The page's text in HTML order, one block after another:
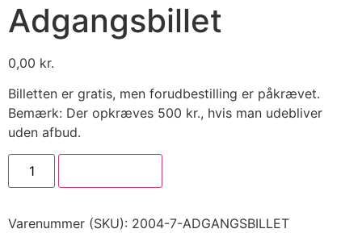
Adgangsbillet
0,00 kr.
Billetten er gratis, men forudbestilling er påkrævet.
Bemærk: Der opkræves 500 kr., hvis man udebliver
uden afbud.
Varenummer (SKU): 2004-7-ADGANGSBILLET